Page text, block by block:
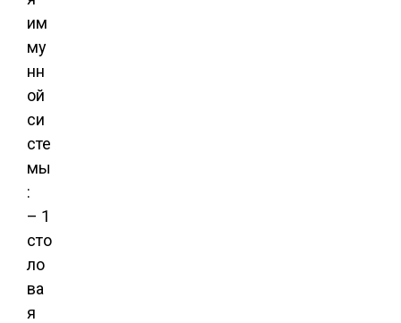
им
му
нн
ой
си
сте
мы
:
– 1
сто
ло
ва
я